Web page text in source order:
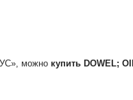
можно купить DOWEL;